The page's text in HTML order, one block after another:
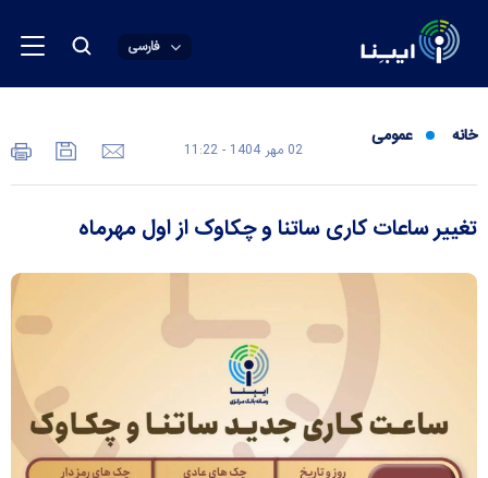
فارسی
خانه عمومی
02 مهر 1404 - 11:22
تغییر ساعات کاری ساتنا و چکاوک از اول مهرماه